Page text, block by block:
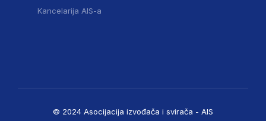
Kancelarija AIS-a
© 2024 Asocijacija izvođača i svirača - AIS